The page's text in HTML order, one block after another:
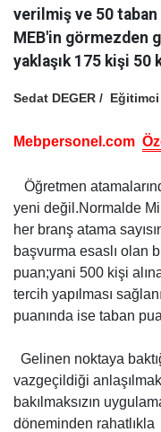
verilmiş ve 50 taban
MEB'in görmezden
yaklaşık 175 kişi 50
Sedat DEGER / Eğitimci
Mebpersonel.com
Öğretmen
yeni değil.Normalde
her branş atama
başvurma esaslı olan
puan;yani 500 kişi
tercih yapılması
puanında ise taban
Gelinen noktaya
vazgeçildiği
bakılmaksızın
döneminden